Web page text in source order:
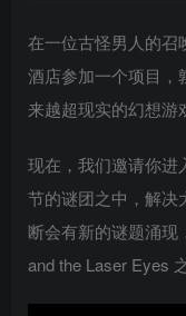
在一位古怪男人的召
酒店参加一个项目，
来越超现实的幻想游
现在，我们邀请你进
节的谜团之中，解决
断会有新的谜题涌现
and the Laser Eyes